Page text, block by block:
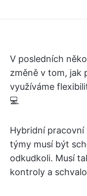
V posledních
změně v tom, jak
využíváme
💻
Hybridní pracovní
týmy musí být
odkudkoli. Musí
kontroly a